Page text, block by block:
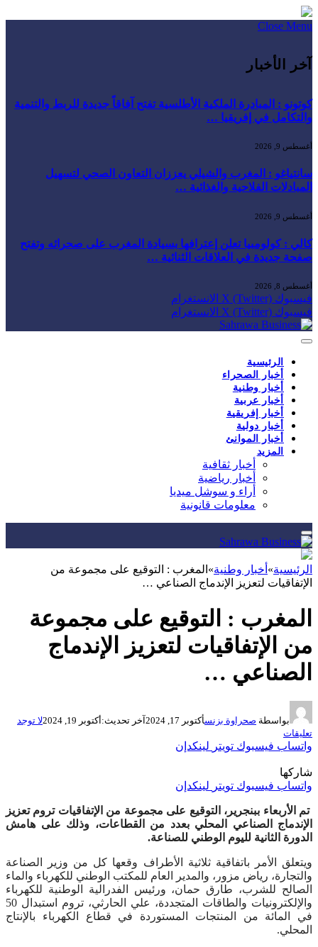
Close Menu
آخر الأخبار
كوتونو : المبادرة الملكية الأطلسية تفتح آفاقاً جديدة للربط والتنمية
والتكامل في إفريقيا …
أغسطس 9, 2026
سانتياغو : المغرب والشيلي يعززان التعاون الصحي لتسهيل
المبادلات الفلاحية والغذائية …
أغسطس 9, 2026
كالي : كولومبيا تعلن إعترافها بسيادة المغرب على صحرائه وتفتح
صفحة جديدة في العلاقات الثنائية …
أغسطس 8, 2026
فيسبوك X (Twitter) الانستغرام
فيسبوك X (Twitter) الانستغرام
الرئيسية
أخبار الصحراء
أخبار وطنية
أخبار عربية
أخبار إفريقية
أخبار دولية
أخبار الموانئ
المزيد
أخبار ثقافية
أخبار رياضية
أراء و سوشل ميديا
معلومات قانونية
الرئيسية» أخبار وطنية» المغرب : التوقيع على مجموعة من
الإتفاقيات لتعزيز الإندماج الصناعي …
المغرب : التوقيع على مجموعة
من الإتفاقيات لتعزيز الإندماج
الصناعي …
بواسطة صحراوة بزنسأكتوبر 17, 2024 آخر تحديث:أكتوبر 19, 2024
لا توجد
تعليقات
واتساب فيسبوك تويتر لينكدإن
شاركها
واتساب فيسبوك تويتر لينكدإن
تم الأربعاء ببنجرير، التوقيع على مجموعة من الإتفاقيات تروم تعزيز
الإندماج الصناعي المحلي بعدد من القطاعات، وذلك على هامش
الدورة الثانية لليوم الوطني للصناعة.
ويتعلق الأمر باتفاقية ثلاثية الأطراف وقعها كل من وزير الصناعة
والتجارة، رياض مزور، والمدير العام للمكتب الوطني للكهرباء والماء
الصالح للشرب، طارق حمان، ورئيس الفدرالية الوطنية للكهرباء
والإلكترونيات والطاقات المتجددة، علي الحارثي، تروم استبدال 50
في المائة من المنتجات المستوردة في قطاع الكهرباء بالإنتاج
المحلي.